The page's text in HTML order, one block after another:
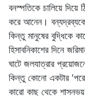
বনস্পতিকে চালিয়ে দিয়ে
করে আনেন।
কিন্তু মানুষের বুদ্ধিকে
হিসাবনিকাশের দিনে
ঘাটে জলযাত্রার
কিন্তু কোনো একটার
কারো কাছ থেকে